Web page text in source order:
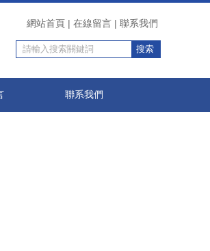
频,国产黑丝喷水视频在线观看
網站首頁 | 在線留言 | 聯系我們
聯系我們